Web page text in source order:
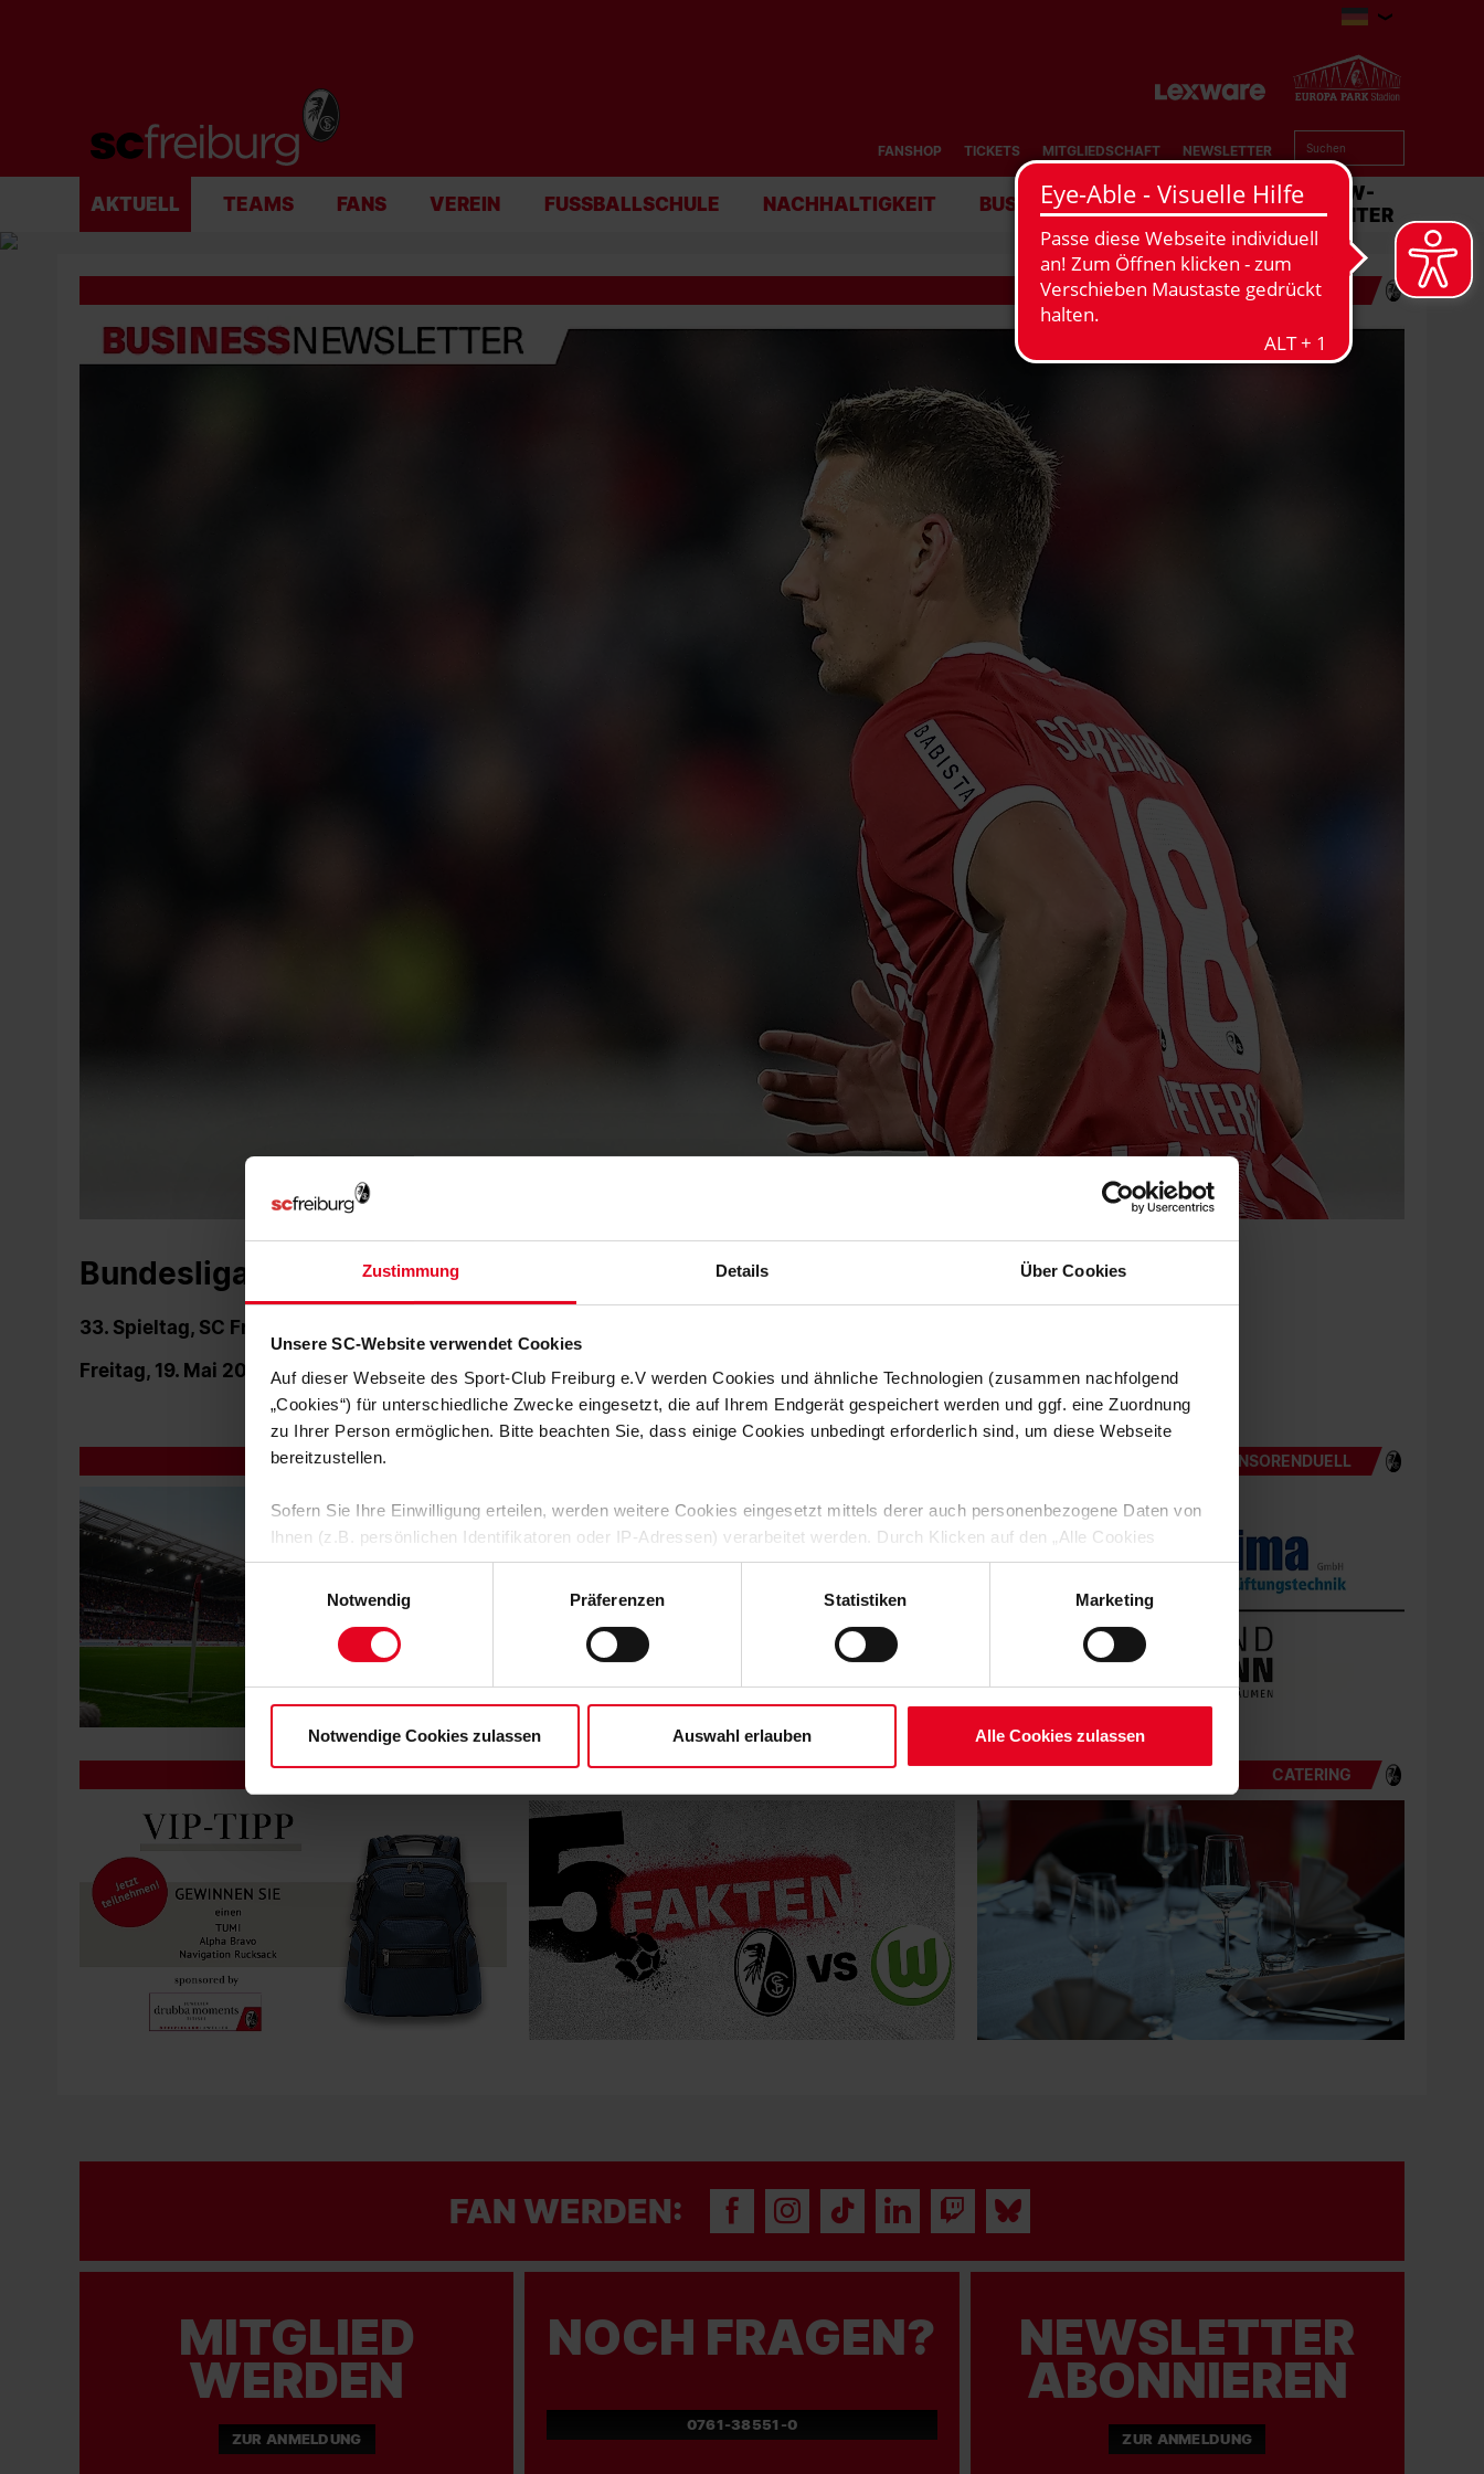
Zustimmung Details Über Cookies
Unsere SC-Website verwendet Cookies
Auf dieser Webseite des Sport-Club Freiburg e.V werden Cookies und ähnliche Technologien (zusammen nachfolgend
„Cookies“) für unterschiedliche Zwecke eingesetzt, die auf Ihrem Endgerät gespeichert werden und ggf. eine Zuordnung
zu Ihrer Person ermöglichen. Bitte beachten Sie, dass einige Cookies unbedingt erforderlich sind, um diese Webseite
bereitzustellen.
Sofern Sie Ihre Einwilligung erteilen, werden weitere Cookies eingesetzt mittels derer auch personenbezogene Daten von
Ihnen (z.B. persönlichen Identifikatoren oder IP-Adressen) verarbeitet werden. Durch Klicken auf den „Alle Cookies
zulassen“-Button stimmen Sie der Speicherung aller aufgeführten Cookies und der entsprechenden Verarbeitung Ihrer
personenbezogenen Daten für die unten jeweils angegebene Zwecke gem. § 25 Abs. 1 TDDDG, Art. 6 Abs. 1 lit. a DSGVO
Soweit Sie „Notwendige Cookies“ auswählen, werden nur unbedingt erforderliche Cookies eingesetzt. Ihre etwaig erteilten
Einwilligungsauswahl
Notwendig
Präferenzen Statistiken Marketing
Notwendige Cookies zulassen Auswahl erlauben Alle Cookies zulassen
FANSHOP TICKETS MITGLIEDSCHAFT NEWSLETTER
AKTUELL TEAMS FANS VEREIN FUSSBALLSCHULE NACHHALTIGKEIT BUSINESS STADION MATCHCENTER
BUSINESS-NEWSLETTER
Bundesliga Saison 2022/23
33. Spieltag, SC Freiburg - VfL Wolfsburg
Freitag, 19. Mai 2023 - 20:30 Uhr
ZUSCHAUERINFORMATION SPONSORENDUELL
DRUBBA VIP-TIPP 5 FAKTEN CATERING
FAN WERDEN:
MITGLIED
WERDEN
ZUR ANMELDUNG
NOCH FRAGEN?
0761-38551-0
NEWSLETTER
ABONNIEREN
ZUR ANMELDUNG